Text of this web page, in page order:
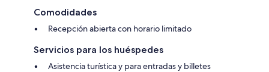
Comodidades
Recepción abierta con horario limitado
Servicios para los huéspedes
Asistencia turística y para entradas y billetes